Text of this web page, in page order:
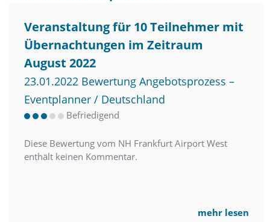
Hotelbar ausklingen. Bis 01:00 Uhr erwarten Sie eine große
Auswahl an internationalen Weinen und Cocktails sowie
anderen Drinks und Snacks.
Unser zuvorkommendes NH Team freut sich auf Sie!
Veranstaltung für 10 Teilnehmer mit
Übernachtungen im Zeitraum
August 2022
23.01.2022 Bewertung Angebotsprozess –
Eventplanner / Deutschland
Befriedigend
Diese Bewertung vom NH Frankfurt Airport West
enthält keinen Kommentar.
mehr lesen